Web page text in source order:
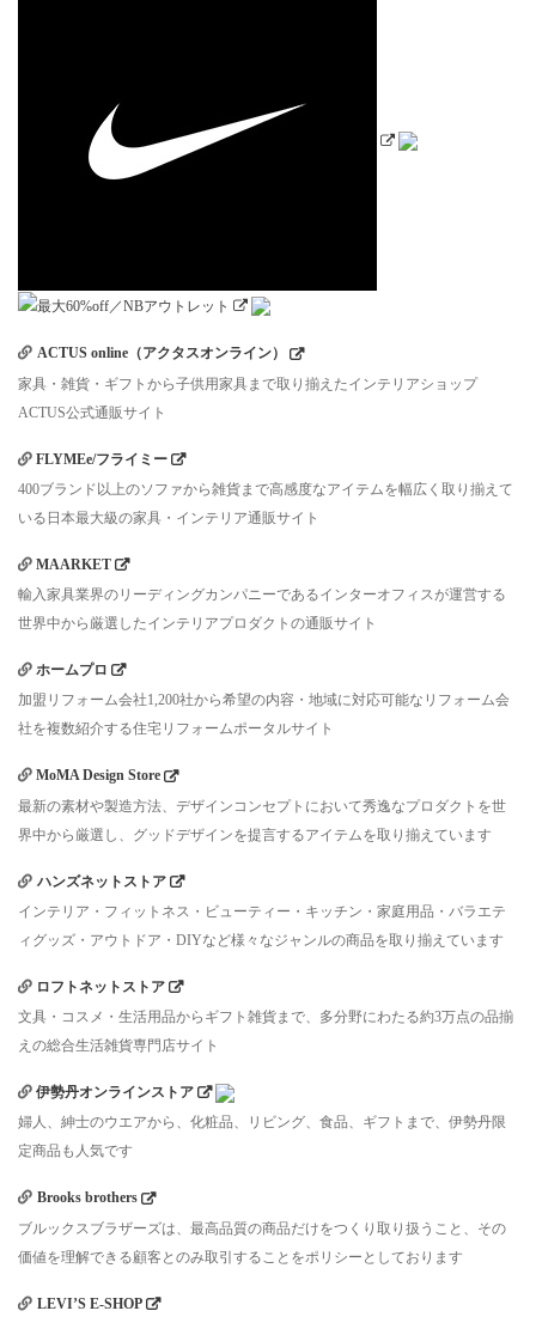
ACTUS online（アクタスオンライン）
家具・雑貨・ギフトから子供用家具まで取り揃えたインテリアショップ
ACTUS公式通販サイト
FLYMEe/フライミー
400ブランド以上のソファから雑貨まで高感度なアイテムを幅広く取り揃えて
いる日本最大級の家具・インテリア通販サイト
MAARKET
輸入家具業界のリーディングカンパニーであるインターオフィスが運営する
世界中から厳選したインテリアプロダクトの通販サイト
ホームプロ
加盟リフォーム会社1,200社から希望の内容・地域に対応可能なリフォーム会
社を複数紹介する住宅リフォームポータルサイト
MoMA Design Store
最新の素材や製造方法、デザインコンセプトにおいて秀逸なプロダクトを世
界中から厳選し、グッドデザインを提言するアイテムを取り揃えています
ハンズネットストア
インテリア・フィットネス・ビューティー・キッチン・家庭用品・バラエテ
ィグッズ・アウトドア・DIYなど様々なジャンルの商品を取り揃えています
ロフトネットストア
文具・コスメ・生活用品からギフト雑貨まで、多分野にわたる約3万点の品揃
えの総合生活雑貨専門店サイト
伊勢丹オンラインストア
婦人、紳士のウエアから、化粧品、リビング、食品、ギフトまで、伊勢丹限
定商品も人気です
Brooks brothers
ブルックスブラザーズは、最高品質の商品だけをつくり取り扱うこと、その
価値を理解できる顧客とのみ取引することをポリシーとしております
LEVI’S E-SHOP